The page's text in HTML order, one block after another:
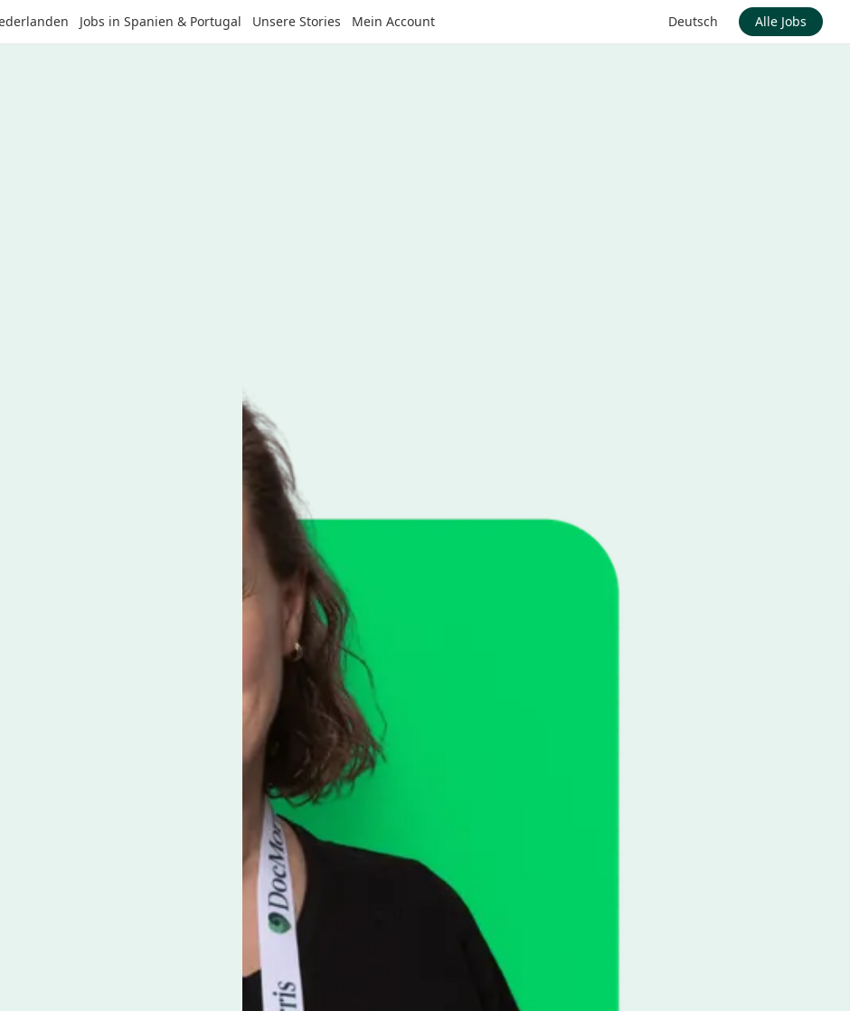
Jobs in Spanien & Portugal Unsere Stories Mein Account Deutsch Alle Jobs